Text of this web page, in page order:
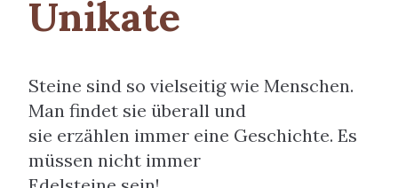
Unikate
Steine sind so vielseitig wie Menschen.
Man findet sie überall und
sie erzählen immer eine Geschichte. Es
müssen nicht immer